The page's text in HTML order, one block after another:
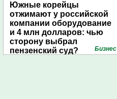
Южные корейцы
отжимают у российской
компании оборудование
и 4 млн долларов: чью
сторону выбрал
пензенский суд?
Бизнес